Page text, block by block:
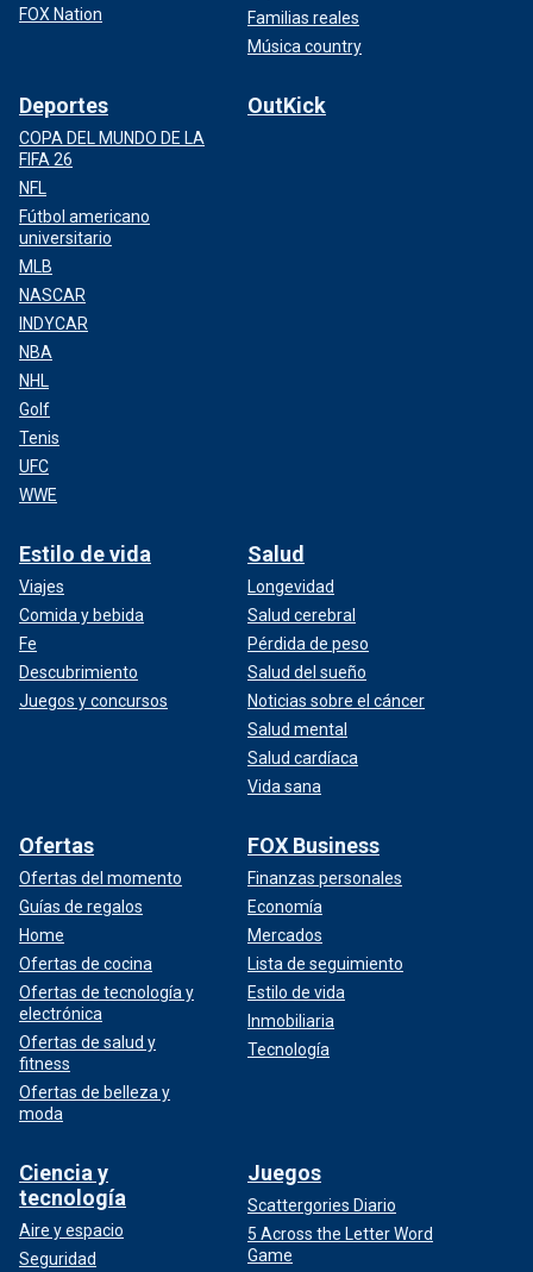
FOX Nation
Familias reales
Música country
Deportes
COPA DEL MUNDO DE LA
FIFA 26
NFL
Fútbol americano
universitario
MLB
NASCAR
INDYCAR
NBA
NHL
Golf
Tenis
UFC
WWE
OutKick
Estilo de vida
Viajes
Comida y bebida
Fe
Descubrimiento
Juegos y concursos
Salud
Longevidad
Salud cerebral
Pérdida de peso
Salud del sueño
Noticias sobre el cáncer
Salud mental
Salud cardíaca
Vida sana
Ofertas
Ofertas del momento
Guías de regalos
Home
Ofertas de cocina
Ofertas de tecnología y
electrónica
Ofertas de salud y
fitness
Ofertas de belleza y
moda
FOX Business
Finanzas personales
Economía
Mercados
Lista de seguimiento
Estilo de vida
Inmobiliaria
Tecnología
Ciencia y
tecnología
Aire y espacio
Seguridad
Juegos
Scattergories Diario
5 Across the Letter Word
Game